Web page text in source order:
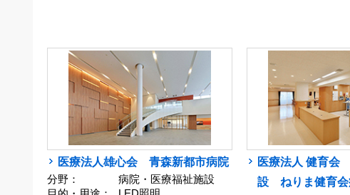
医療法人雄心会 青森新都市病院
分野：
病院・医療福祉施設
医療法人 健育会
設 ねりま健育